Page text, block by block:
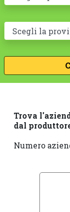
Trova
dal
Numero